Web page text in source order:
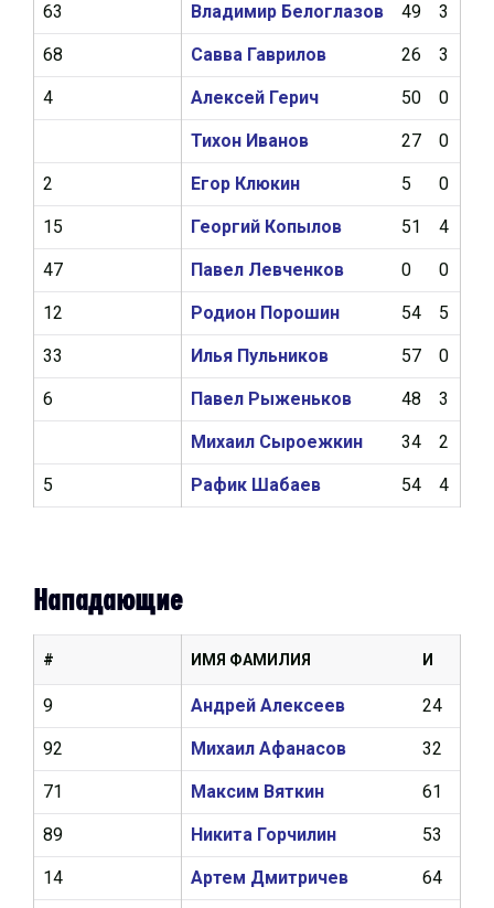
Владимир Белоглазов 49 3
Савва Гаврилов 26 3
Алексей Герич 50 0
Тихон Иванов 27 0
Егор Клюкин 5 0
Георгий Копылов 51 4
Павел Левченков 0 0
Родион Порошин 54 5
Илья Пульников 57 0
Павел Рыженьков 48 3
Михаил Сыроежкин 34 2
Рафик Шабаев 54 4
63
68
4
2
15
47
12
33
6
5
Нападающие
ИМЯ ФАМИЛИЯ И
Андрей Алексеев 24
Михаил Афанасов 32
Максим Вяткин 61
Никита Горчилин 53
Артем Дмитричев 64
#
9
92
71
89
14